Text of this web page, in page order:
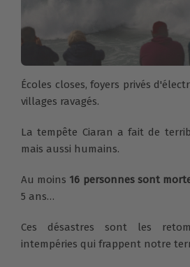
Écoles closes, foyers privés
villages ravagés.
La tempête Ciaran a fait de
mais aussi humains.
Au moins 16 personnes sont
5 ans…
Ces désastres sont les
intempéries qui frappent notre